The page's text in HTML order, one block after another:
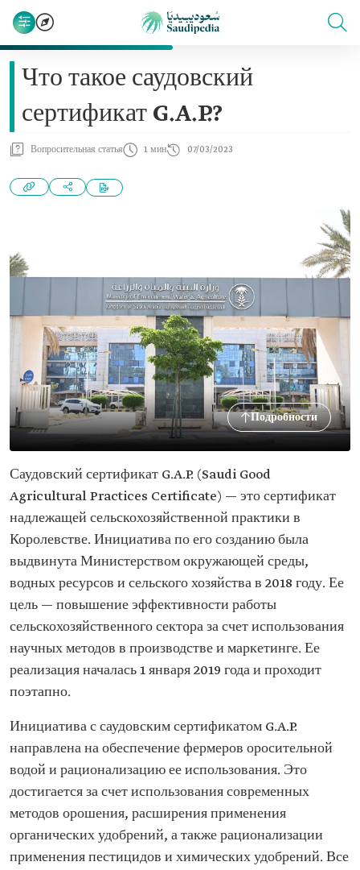
Что такое саудовский
сертификат G.A.P.?
Вопросительная статья 1 мин 07/03/2023
Подробности
Саудовский сертификат G.A.P. (Saudi Good
Agricultural Practices Certificate) — это сертификат
надлежащей сельскохозяйственной практики в
Королевстве. Инициатива по его созданию была
выдвинута Министерством окружающей среды,
водных ресурсов и сельского хозяйства в 2018 году. Ее
цель — повышение эффективности работы
сельскохозяйственного сектора за счет использования
научных методов в производстве и маркетинге. Ее
реализация началась 1 января 2019 года и проходит
поэтапно.
Инициатива с саудовским сертификатом G.A.P.
направлена на обеспечение фермеров оросительной
водой и рационализацию ее использования. Это
достигается за счет использования современных
методов орошения, расширения применения
органических удобрений, а также рационализации
применения пестицидов и химических удобрений. Все